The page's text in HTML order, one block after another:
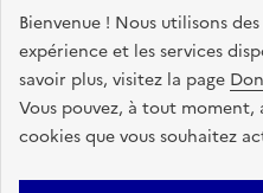
Bienvenue ! Nous utilisons
expérience et les services
savoir plus, visitez la page
Vous pouvez, à tout
cookies que vous souhaitez
avec le système de design de
legifrance.gouv.fr
service-public.gouv.fr
Plan du site Accessibilite : non